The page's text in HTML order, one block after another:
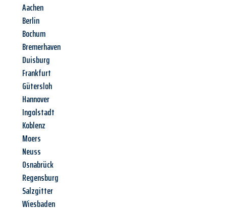
Aachen
Berlin
Bochum
Bremerhaven
Duisburg
Frankfurt
Gütersloh
Hannover
Ingolstadt
Koblenz
Moers
Neuss
Osnabrück
Regensburg
Salzgitter
Wiesbaden